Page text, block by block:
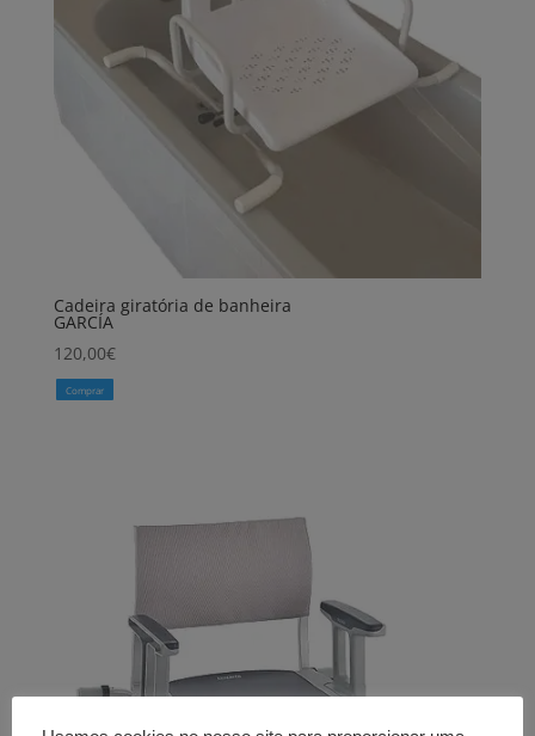
Cadeira giratória de banheira
GARCÍA
120,00€
Comprar